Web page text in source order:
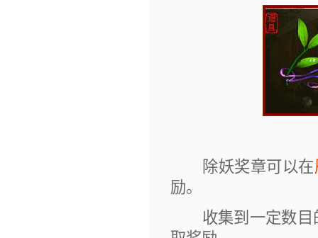
除妖奖章可以在
励。
收集到一定数目